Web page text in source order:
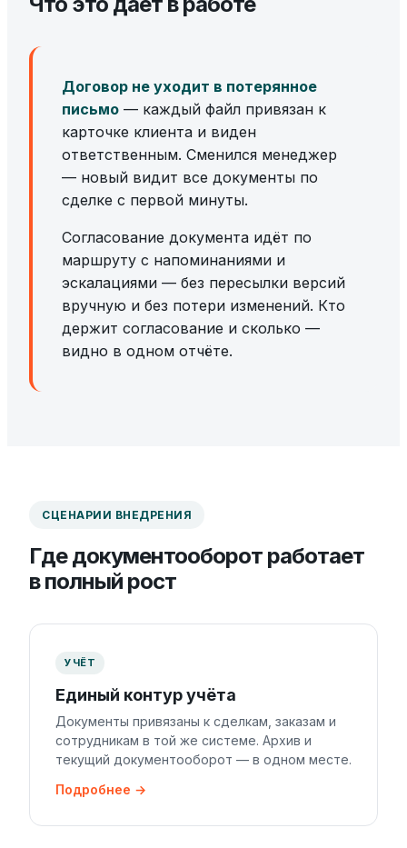
Договор не уходит в потерянное
письмо — каждый файл привязан к
карточке клиента и виден
ответственным. Сменился менеджер
— новый видит все документы по
сделке с первой минуты.
Согласование документа идёт по
маршруту с напоминаниями и
эскалациями — без пересылки версий
вручную и без потери изменений. Кто
держит согласование и сколько —
видно в одном отчёте.
СЦЕНАРИИ ВНЕДРЕНИЯ
Где документооборот работает
в полный рост
УЧЁТ
Единый контур учёта
Документы привязаны к сделкам, заказам и
сотрудникам в той же системе. Архив и
текущий документооборот — в одном месте.
Подробнее →